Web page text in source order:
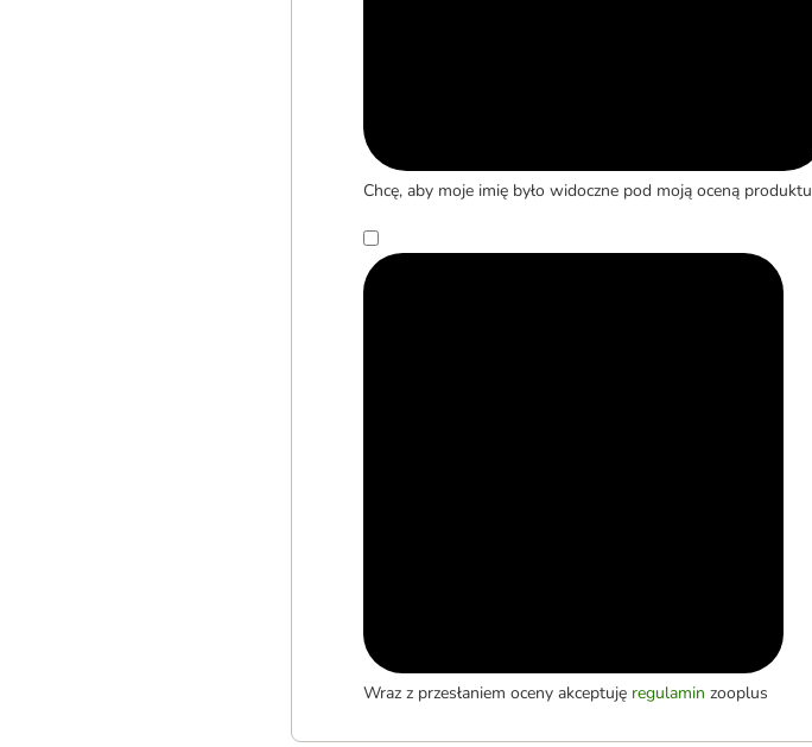
Chcę, aby moje imię było widoczne pod moją oceną produktu
Wraz z przesłaniem oceny akceptuję regulamin zooplus